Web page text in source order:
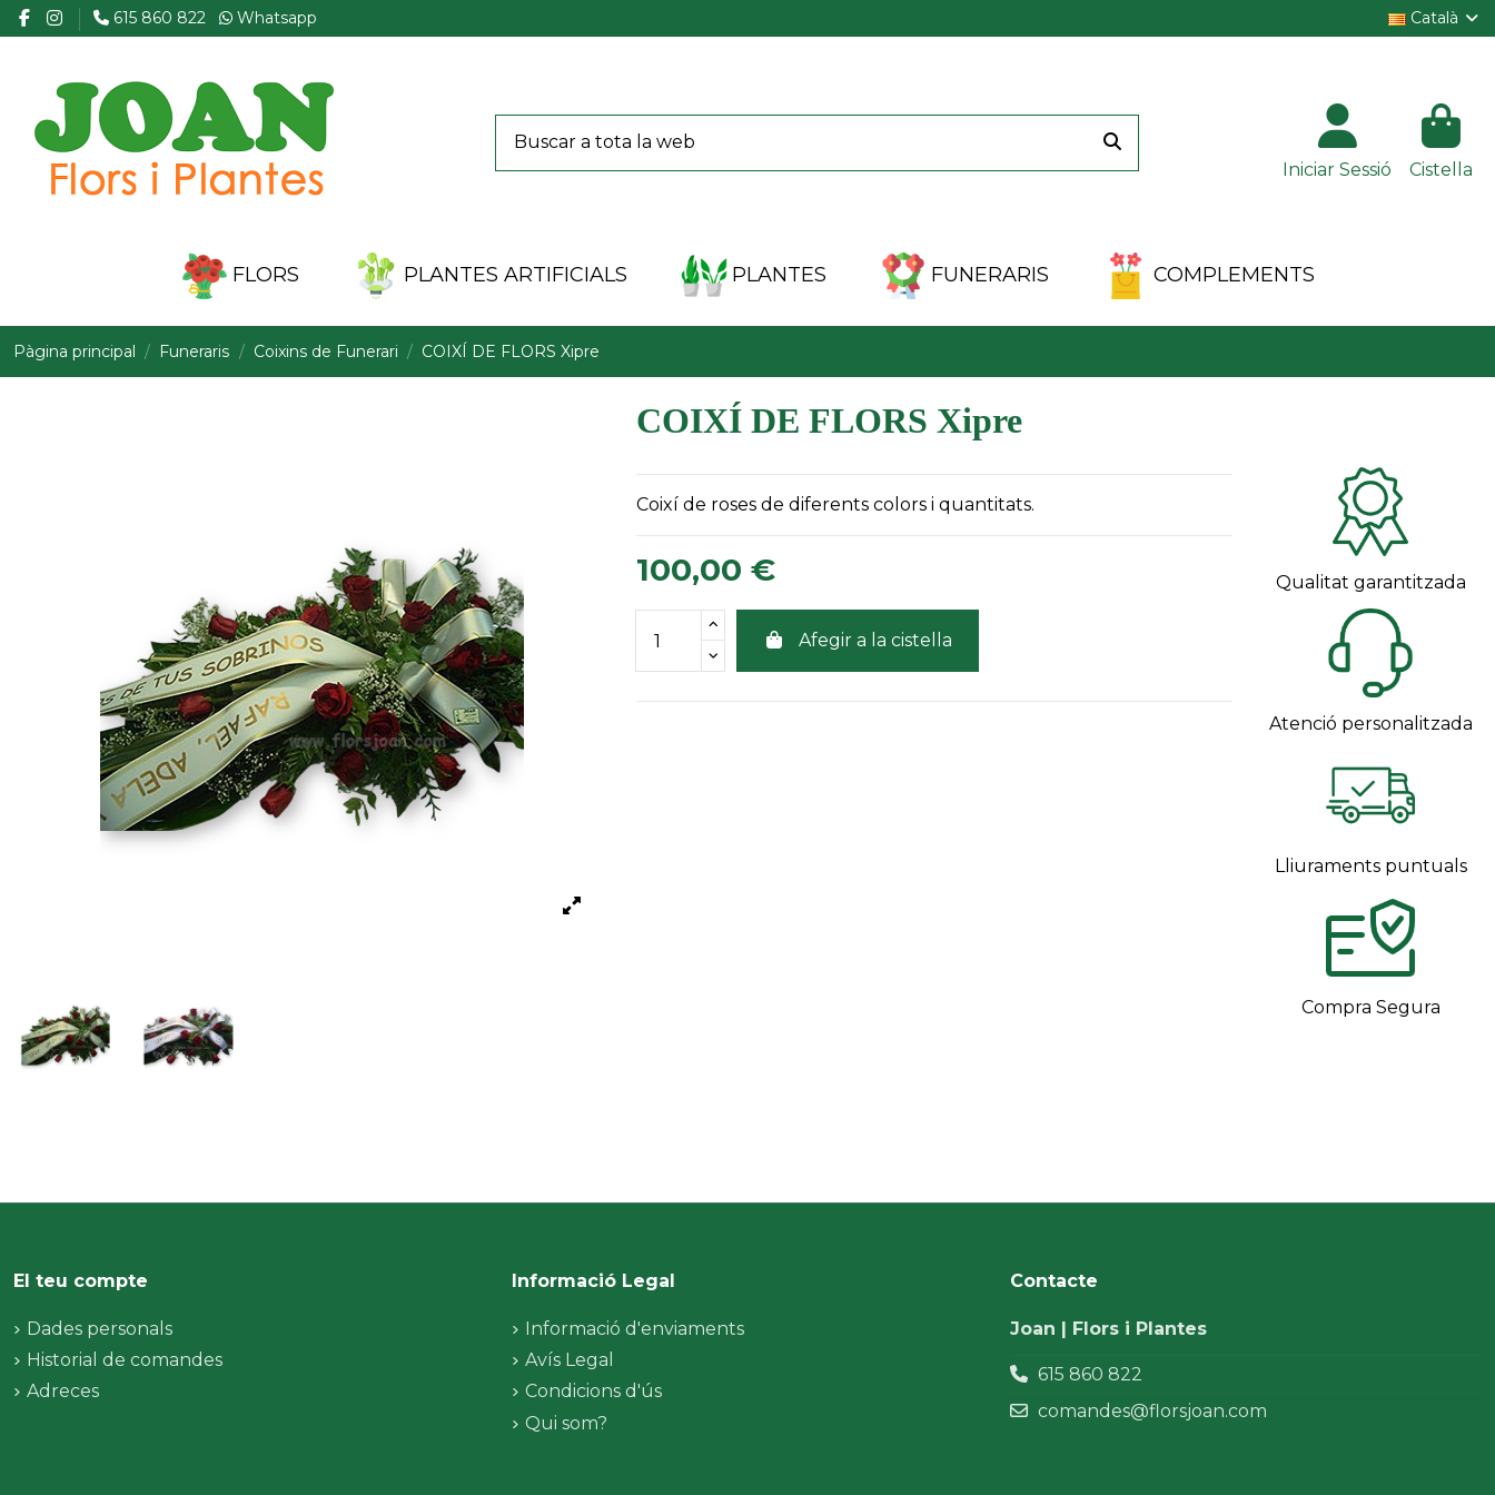
615 860 822 Whatsapp Català
Iniciar Sessió Cistella
FLORS PLANTES ARTIFICIALS PLANTES FUNERARIS COMPLEMENTS
Pàgina principal Funeraris Coixins de Funerari COIXÍ DE FLORS Xipre
COIXÍ DE FLORS Xipre
Coixí de roses de diferents colors i quantitats.
100,00 €
Afegir a la cistella
Qualitat garantitzada
Atenció personalitzada
Lliuraments puntuals
Compra Segura
El teu compte
Dades personals
Historial de comandes
Adreces
Informació Legal
Informació d'enviaments
Avís Legal
Condicions d'ús
Qui som?
Contacte
Joan | Flors i Plantes
615 860 822
comandes@florsjoan.com